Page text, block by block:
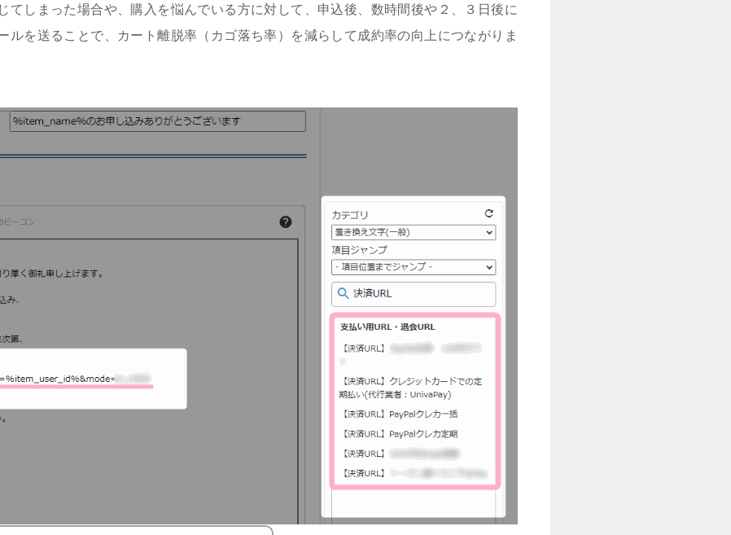
てしまった場合や、購入を悩んでいる方に対して、申込後、数時間後や２、３日後に
ルを送ることで、カート離脱率（カゴ落ち率）を減らして成約率の向上につながりま